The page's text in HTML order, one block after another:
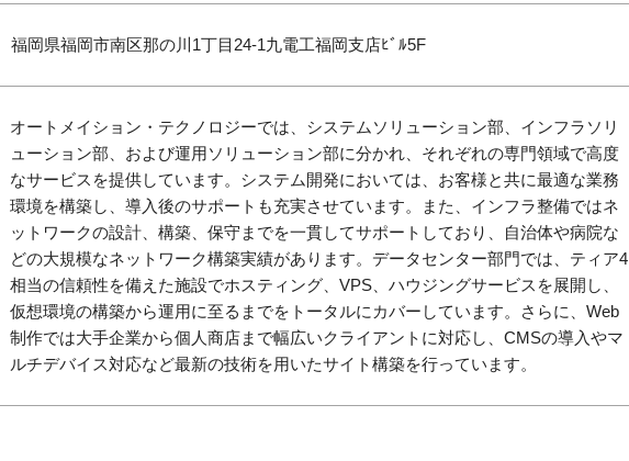
福岡県福岡市南区那の川1丁目24-1九電工福岡支店ﾋﾞﾙ5F
オートメイション・テクノロジーでは、システムソリューション部、インフラソリ
ューション部、および運用ソリューション部に分かれ、それぞれの専門領域で高度
なサービスを提供しています。システム開発においては、お客様と共に最適な業務
環境を構築し、導入後のサポートも充実させています。また、インフラ整備ではネ
ットワークの設計、構築、保守までを一貫してサポートしており、自治体や病院な
どの大規模なネットワーク構築実績があります。データセンター部門では、ティア4
相当の信頼性を備えた施設でホスティング、VPS、ハウジングサービスを展開し、
仮想環境の構築から運用に至るまでをトータルにカバーしています。さらに、Web
制作では大手企業から個人商店まで幅広いクライアントに対応し、CMSの導入やマ
ルチデバイス対応など最新の技術を用いたサイト構築を行っています。